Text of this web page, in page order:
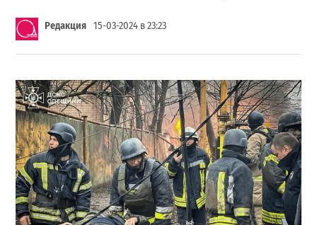
Редакция 15-03-2024 в 23:23